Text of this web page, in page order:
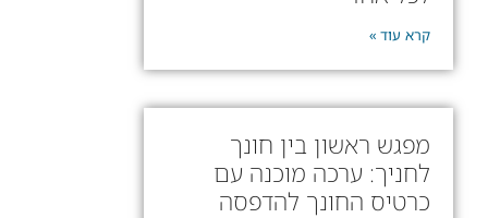
קרא עוד »
מפגש ראשון בין חונך
לחניך: ערכה מוכנה עם
כרטיס החונך להדפסה